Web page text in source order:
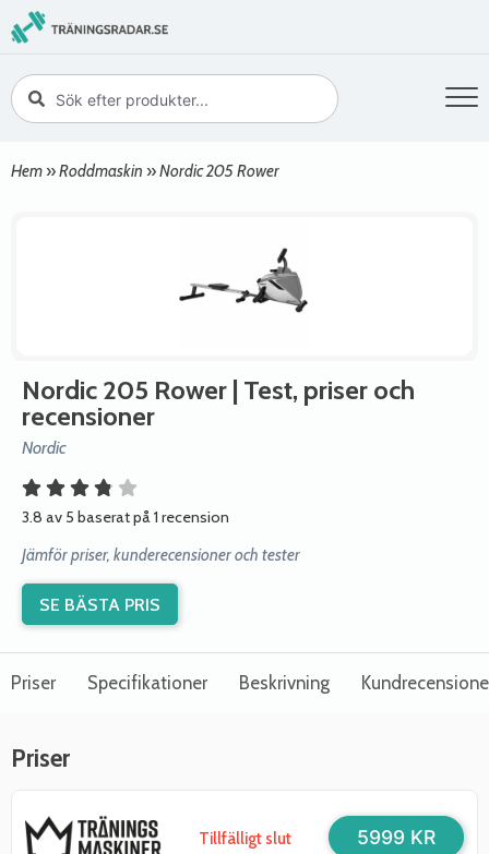
Hem »Roddmaskin »Nordic 205 Rower
Nordic 205 Rower | Test, priser och
recensioner
Nordic
3.8 av 5 baserat på 1 recension
Jämför priser, kunderecensioner och tester
SE BÄSTA PRIS
Priser Specifikationer Beskrivning
Priser
Tillfälligt slut 5999 KR